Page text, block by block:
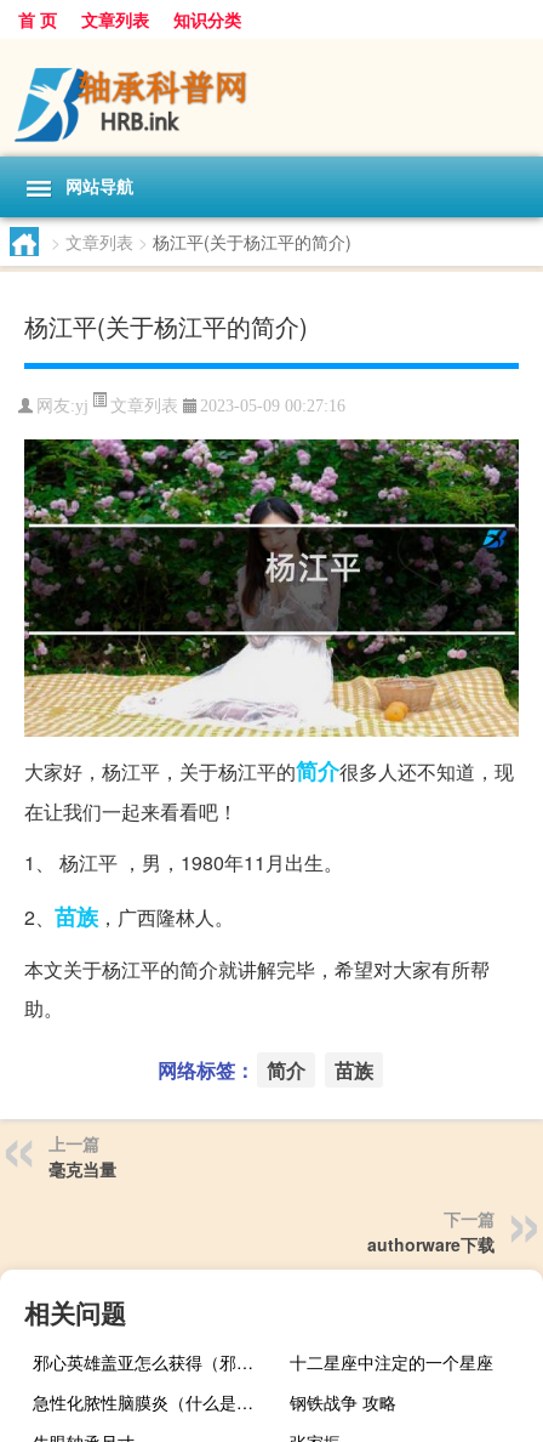
首 页 文章列表 知识分类
网站导航
> 文章列表 > 杨江平(关于杨江平的简介)
杨江平(关于杨江平的简介)
网友:yj 文章列表 2023-05-09 00:27:16
大家好，杨江平，关于杨江平的简介很多人还不知道，现
在让我们一起来看看吧！
1、 杨江平 ，男，1980年11月出生。
2、 苗族 ，广西隆林人。
本文关于杨江平的简介就讲解完毕，希望对大家有所帮
助。
网络标签： 简介 苗族
上一篇
毫克当量
下一篇
authorware下载
相关问题
邪心英雄盖亚怎么获得（邪心英雄）
十二星座中注定的一个星座
急性化脓性脑膜炎（什么是急性脑膜炎）
钢铁战争 攻略